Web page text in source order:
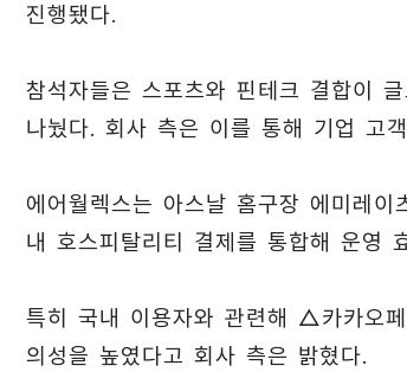
진행됐다.
참석자들은 스포츠와 핀테크 결합이
나눴다. 회사 측은 이를 통해 기업 고
에어월렉스는 아스날 홈구장 에미레
내 호스피탈리티 결제를 통합해 운영
특히 국내 이용자와 관련해 △카카오
의성을 높였다고 회사 측은 밝혔다.